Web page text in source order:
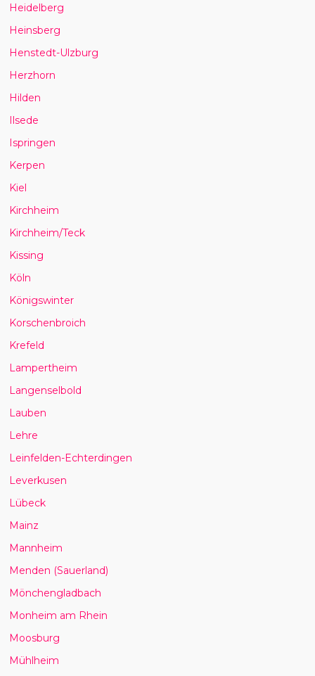
Heidelberg
Heinsberg
Henstedt-Ulzburg
Herzhorn
Hilden
Ilsede
Ispringen
Kerpen
Kiel
Kirchheim
Kirchheim/Teck
Kissing
Köln
Königswinter
Korschenbroich
Krefeld
Lampertheim
Langenselbold
Lauben
Lehre
Leinfelden-Echterdingen
Leverkusen
Lübeck
Mainz
Mannheim
Menden (Sauerland)
Mönchengladbach
Monheim am Rhein
Moosburg
Mühlheim